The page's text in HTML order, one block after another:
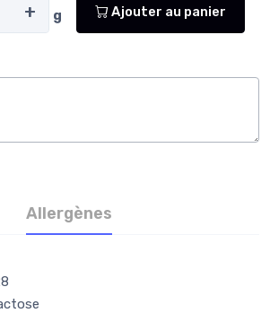
+ g Ajouter au panier
Allergènes